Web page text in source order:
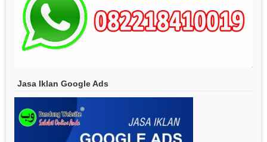
Jasa Iklan Google Ads